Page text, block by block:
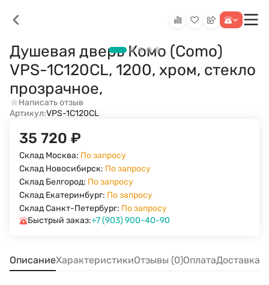
Душевая дверь Комо (Como)
VPS-1C120CL, 1200, хром, стекло
прозрачное,
Написать отзыв
Артикул:VPS-1C120CL
35 720 ₽
Склад Москва: По запросу
Склад Новосибирск: По запросу
Склад Белгород: По запросу
Склад Екатеринбург: По запросу
Склад Санкт-Петербург: По запросу
Быстрый заказ:+7 (903) 900-40-90
ОписаниеХарактеристикиОтзывы (0)ОплатаДоставка